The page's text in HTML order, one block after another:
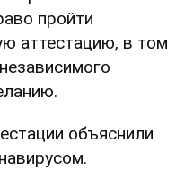
пройти
аттестацию, в том
объяснили